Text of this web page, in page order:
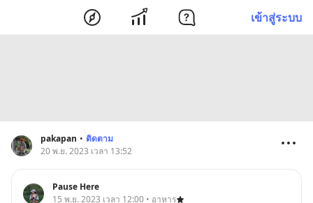
เข้าสู่ระบบ
pakapan • ติดตาม
20 พ.ย. 2023 เวลา 13:52
Pause Here
15 พ.ย. 2023 เวลา 12:00 • อาหาร